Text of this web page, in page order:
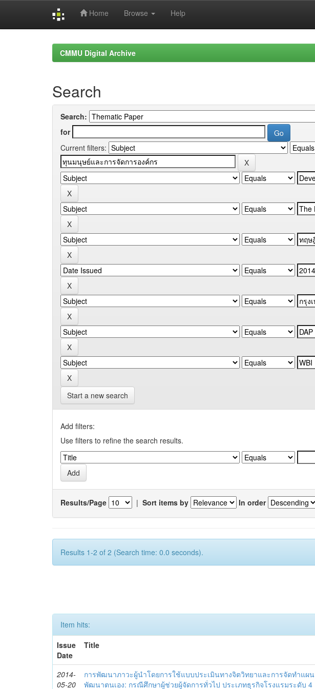
Home Browse Help
CMMU Digital Archive
Search
Search:
for
Current filters:
Start a new search
Add filters:
Use filters to refine the search results.
Results/Page | Sort items by In order
Results 1-2 of 2 (Search time: 0.0 seconds).
Item hits:
Issue
Date
Title
2014-
05-20
การพัฒนาภาวะผู้นำโดยการใช้แบบประเมินทางจิตวิทยาและการจัดทำแผน
พัฒนาตนเอง: กรณีศึกษาผู้ช่วยผู้จัดการทั่วไป ประเภทธุรกิจโรงแรมระดับ 4